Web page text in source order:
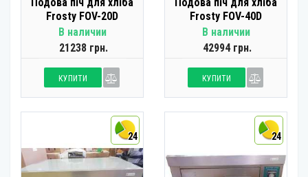
Frosty FOV-20D
В наличии
21238 грн.
КУПИТИ
Frosty FOV-40D
В наличии
42994 грн.
КУПИТИ
24 24